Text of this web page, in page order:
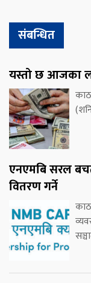
संबन्धित
यस्तो छ आजका
एनएमबि सरल
वितरण गर्ने